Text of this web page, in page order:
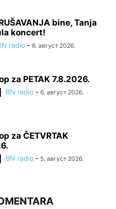
bine, Tanja
koncert!
radio - 6. август 2026.
za PETAK 7.8.2026.
BN radio - 6. август 2026.
za ČETVRTAK
BN radio - 5. август 2026.